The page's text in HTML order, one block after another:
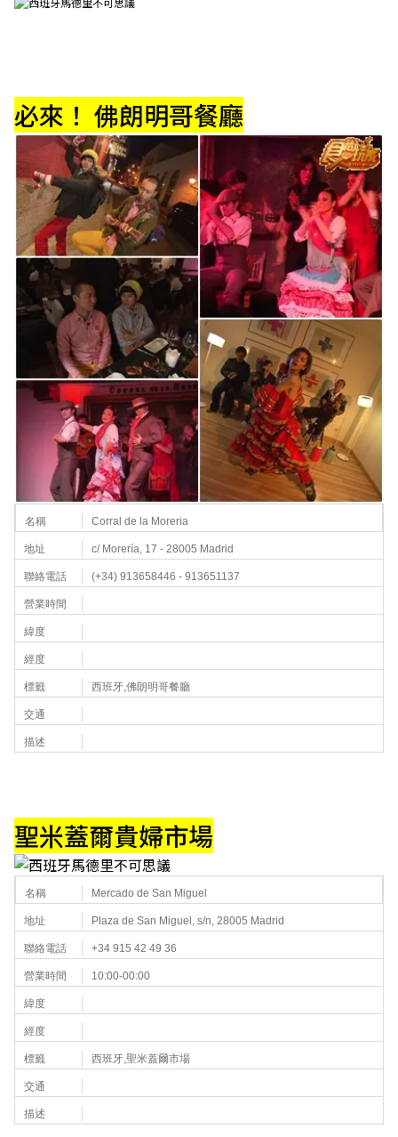
必來！ 佛朗明哥餐廳
名稱 Corral de la Moreria
地址 c/ Morería, 17 - 28005 Madrid
聯絡電話 (+34) 913658446 - 913651137
營業時間
緯度
經度
標籤 西班牙,佛朗明哥餐廳
交通
描述
聖米蓋爾貴婦市場
名稱 Mercado de San Miguel
地址 Plaza de San Miguel, s/n, 28005 Madrid
聯絡電話 +34 915 42 49 36
營業時間 10:00-00:00
緯度
經度
標籤 西班牙,聖米蓋爾市場
交通
描述